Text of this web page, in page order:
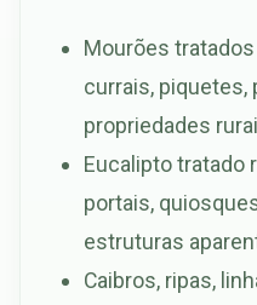
Mourões
currais, piquetes,
propriedades
Eucalipto tratado
portais,
estruturas
Caibros, ripas,